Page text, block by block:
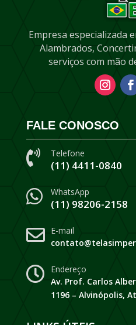
Empresa especializada
Alambrados,
serviços com mão
FALE CONOSCO
 Telefone
(11) 4411-0840
 WhatsApp
(11) 98206-2158
 E-mail

Endereço
Av. Prof. Carlos
1196 – Alvinópolis,